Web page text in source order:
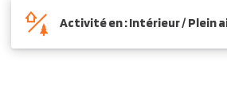
Activité en : Intérieur / Plein